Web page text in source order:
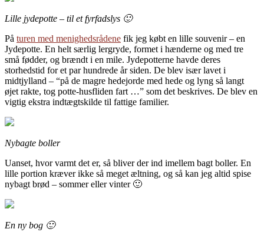
Lille jydepotte – til et fyrfadslys 🙂
På turen med menighedsrådene fik jeg købt en lille souvenir – en
Jydepotte. En helt særlig lergryde, formet i hænderne og med tre
små fødder, og brændt i en mile. Jydepotterne havde deres
storhedstid for et par hundrede år siden. De blev især lavet i
midtjylland – “på de magre hedejorde med hede og lyng så langt
øjet rakte, tog potte-husfliden fart …” som det beskrives. De blev en
vigtig ekstra indtægtskilde til fattige familier.
Nybagte boller
Uanset, hvor varmt det er, så bliver der ind imellem bagt boller. En
lille portion kræver ikke så meget æltning, og så kan jeg altid spise
nybagt brød – sommer eller vinter 🙂
En ny bog 🙂